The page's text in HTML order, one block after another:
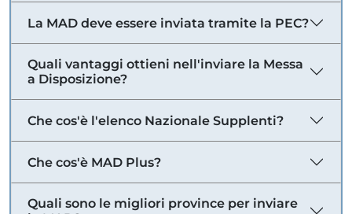
La MAD deve essere inviata tramite la PEC?
Quali vantaggi ottieni nell'inviare la Messa
a Disposizione?
Che cos'è l'elenco Nazionale Supplenti?
Che cos'è MAD Plus?
Quali sono le migliori province per inviare